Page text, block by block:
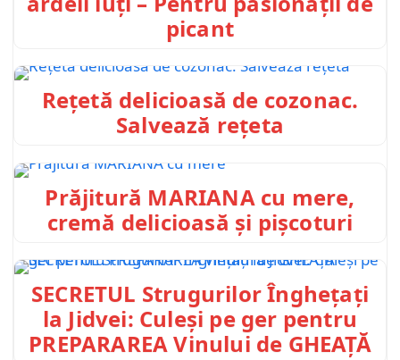
picant
Rețetă delicioasă de cozonac.
Salvează rețeta
Prăjitură MARIANA cu mere,
cremă delicioasă și pișcoturi
SECRETUL Strugurilor Înghețați
la Jidvei: Culeși pe ger pentru
PREPARAREA Vinului de GHEAȚĂ